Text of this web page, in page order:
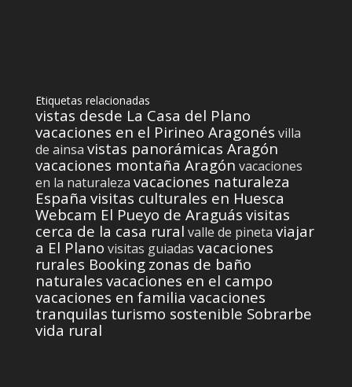
Etiquetas relacionadas
vistas desde La Casa del Plano
vacaciones en el Pirineo Aragonés villa
de ainsa vistas panorámicas Aragón
vacaciones montaña Aragón vacaciones
en la naturaleza vacaciones naturaleza
España visitas culturales en Huesca
Webcam El Pueyo de Araguás visitas
cerca de la casa rural valle de pineta viajar
a El Plano visitas guiadas vacaciones
rurales Booking zonas de baño
naturales vacaciones en el campo
vacaciones en familia vacaciones
tranquilas turismo sostenible Sobrarbe
vida rural